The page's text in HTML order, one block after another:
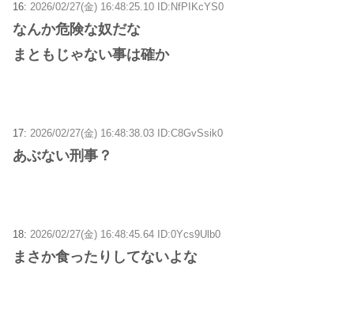
16: 2026/02/27(金) 16:48:25.10 ID:NfPIKcYS0
なんか危険な奴だな
まともじゃない事は確か
17: 2026/02/27(金) 16:48:38.03 ID:C8GvSsik0
あぶない刑事？
18: 2026/02/27(金) 16:48:45.64 ID:0Ycs9Ulb0
まさか食ったりしてないよな